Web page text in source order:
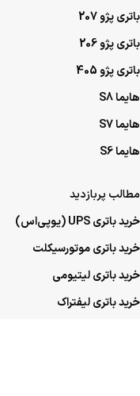
باتری پژو 207
باتری پژو 206
باتری پژو 405
هایما S8
هایما S7
هایما S6
مطالب پربازدید
خرید باتری UPS (یو‌پی‌اس)
خرید باتری موتورسیکلت
خرید باتری لیتیومی
خرید باتری لیفتراک